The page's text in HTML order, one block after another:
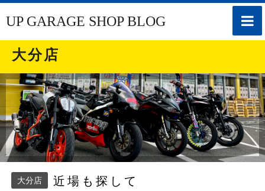
toggle
UP GARAGE SHOP BLOG
大分店
大分店 近場も探して